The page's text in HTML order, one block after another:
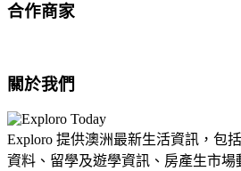
合作商家
關於我們
Exploro 提供澳洲最新生活資訊，包
資料、留學及遊學資訊、房產生市